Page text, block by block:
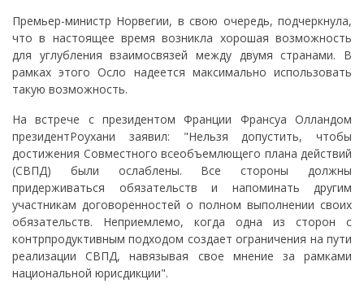
Премьер-министр Норвегии, в свою очередь, подчеркнула,
что в настоящее время возникла хорошая возможность
для углубления взаимосвязей между двумя странами. В
рамках этого Осло надеется максимально использовать
такую возможность.
На встрече с президентом Франции Франсуа Олландом
президентРоухани заявил: "Нельзя допустить, чтобы
достижения Совместного всеобъемлющего плана действий
(СВПД) были ослаблены. Все стороны должны
придерживаться обязательств и напоминать другим
участникам договоренностей о полном выполнении своих
обязательств. Неприемлемо, когда одна из сторон с
контрпродуктивным подходом создает ограничения на пути
реализации СВПД, навязывая свое мнение за рамками
национальной юрисдикции".